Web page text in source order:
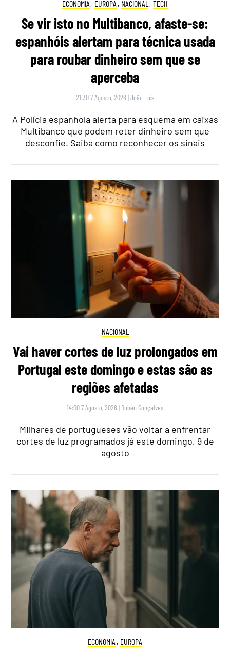
ECONOMIA, EUROPA , NACIONAL , TECH
Se vir isto no Multibanco, afaste-se:
espanhóis alertam para técnica usada
para roubar dinheiro sem que se
aperceba
21:30 7 Agosto, 2026 |João Luís
A Polícia espanhola alerta para esquema em caixas
Multibanco que podem reter dinheiro sem que
desconfie. Saiba como reconhecer os sinais
NACIONAL
Vai haver cortes de luz prolongados em
Portugal este domingo e estas são as
regiões afetadas
14:00 7 Agosto, 2026 | Rubén Gonçalves
Milhares de portugueses vão voltar a enfrentar
cortes de luz programados já este domingo, 9 de
agosto
ECONOMIA , EUROPA